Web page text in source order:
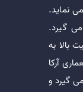
نماید.
گیرد.
بالا به
آرکا
گیرد و